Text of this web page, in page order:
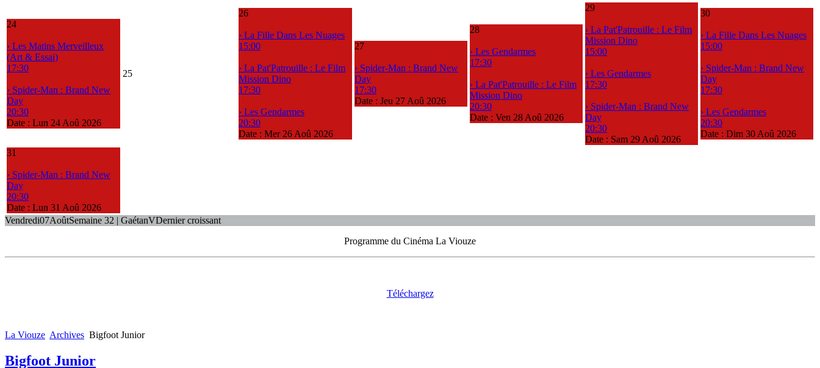
24
› Les Matins Merveilleux
(Art & Essai)
17:30
› Spider-Man : Brand New
Day
20:30
Date : Lun 24 Aoû 2026
25
26
› La Fille Dans Les Nuages
15:00
› La Pat'Patrouille : Le Film
Mission Dino
17:30
› Les Gendarmes
20:30
Date : Mer 26 Aoû 2026
27
› Spider-Man : Brand New
Day
17:30
Date : Jeu 27 Aoû 2026
28
› Les Gendarmes
17:30
› La Pat'Patrouille : Le Film
Mission Dino
20:30
Date : Ven 28 Aoû 2026
29
› La Pat'Patrouille : Le Film
Mission Dino
15:00
› Les Gendarmes
17:30
› Spider-Man : Brand New
Day
20:30
Date : Sam 29 Aoû 2026
30
› La Fille Dans Les Nuages
15:00
› Spider-Man : Brand New
Day
17:30
› Les Gendarmes
20:30
Date : Dim 30 Aoû 2026
31
› Spider-Man : Brand New
Day
20:30
Date : Lun 31 Aoû 2026
Vendredi07AoûtSemaine 32 | GaétanVDernier croissant
Programme du Cinéma La Viouze
Téléchargez
La Viouze Archives Bigfoot Junior
Bigfoot Junior